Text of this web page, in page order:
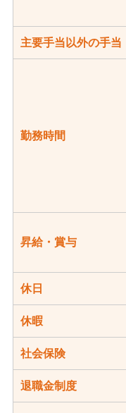
主要手当以外の手当
勤務時間
昇給・賞与
休日
休暇
社会保険
退職金制度